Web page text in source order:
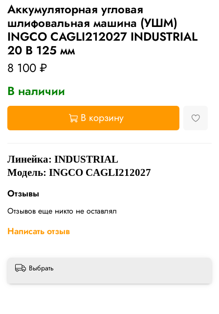
Аккумуляторная угловая
шлифовальная машина (УШМ)
INGCO CAGLI212027 INDUSTRIAL
20 В 125 мм
8 100 ₽
В наличии
В корзину
Линейка: INDUSTRIAL
Модель: INGCO CAGLI212027
Отзывы
Отзывов еще никто не оставлял
Написать отзыв
Выбрать